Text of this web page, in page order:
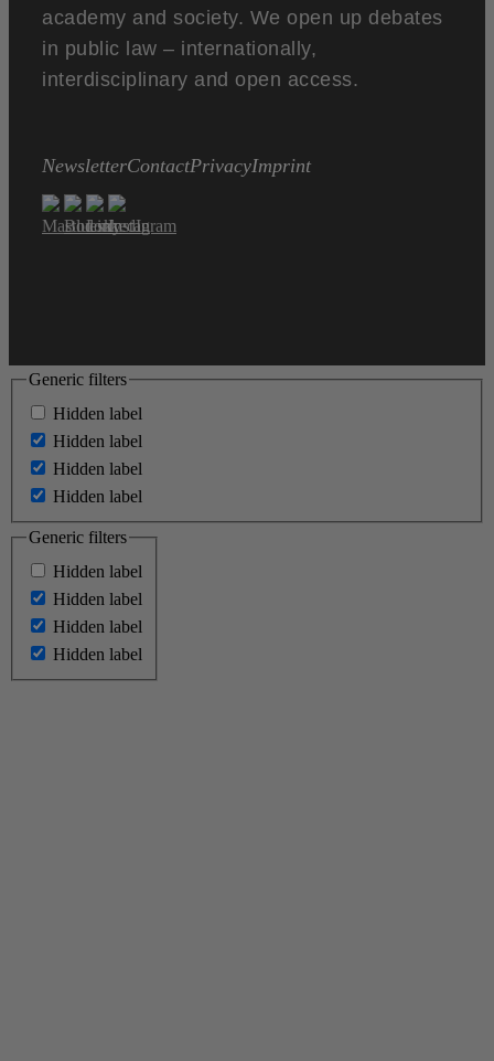
academy and society. We open up debates
in public law – internationally,
interdisciplinary and open access.
NewsletterContactPrivacyImprint
Generic filters
Hidden label
Hidden label
Hidden label
Hidden label
Generic filters
Hidden label
Hidden label
Hidden label
Hidden label